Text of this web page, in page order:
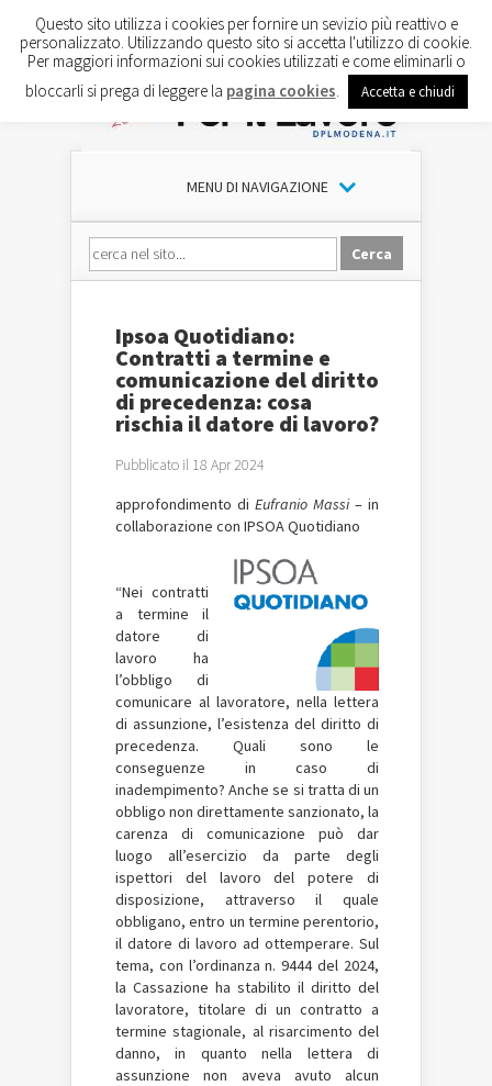
MENU DI NAVIGAZIONE
Ipsoa Quotidiano:
Contratti a termine e
comunicazione del diritto
di precedenza: cosa
rischia il datore di lavoro?
Pubblicato il 18 Apr 2024
approfondimento di Eufranio Massi – in
collaborazione con IPSOA Quotidiano
“Nei contratti
a termine il
datore di
lavoro ha
l’obbligo di
comunicare al lavoratore, nella lettera
di assunzione, l’esistenza del diritto di
precedenza. Quali sono le
conseguenze in caso di
inadempimento? Anche se si tratta di un
obbligo non direttamente sanzionato, la
carenza di comunicazione può dar
luogo all’esercizio da parte degli
ispettori del lavoro del potere di
disposizione, attraverso il quale
obbligano, entro un termine perentorio,
il datore di lavoro ad ottemperare. Sul
tema, con l’ordinanza n. 9444 del 2024,
la Cassazione ha stabilito il diritto del
lavoratore, titolare di un contratto a
termine stagionale, al risarcimento del
danno, in quanto nella lettera di
assunzione non aveva avuto alcun
Questo sito utilizza i cookies per fornire un sevizio più reattivo e
personalizzato. Utilizzando questo sito si accetta l'utilizzo di cookie.
Per maggiori informazioni sui cookies utilizzati e come eliminarli o
bloccarli si prega di leggere la pagina cookies Accetta e chiudi